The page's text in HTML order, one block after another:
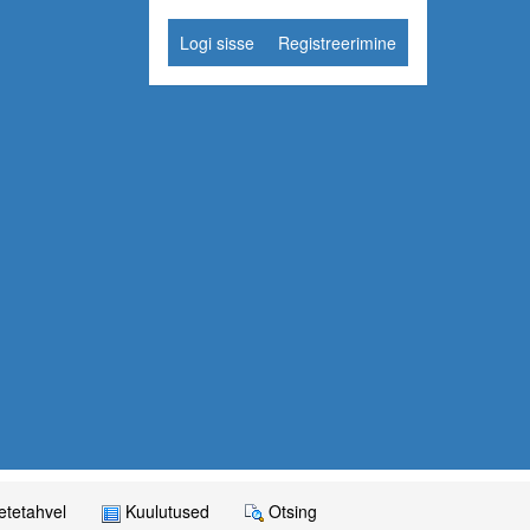
Logi sisse Registreerimine
Kuulutused Otsing